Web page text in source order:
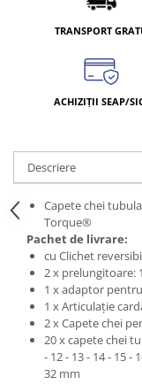
TRANSPORT
ACHIZIȚII SEAP/
Descriere
Capete chei
Torque®
Pachet de livrare:
cu Clichet
2 x prelungitoare:
1 x adaptor
1 x Articulaţie
2 x Capete chei
20 x capete chei
- 12 - 13 - 14 - 15 -
32 mm